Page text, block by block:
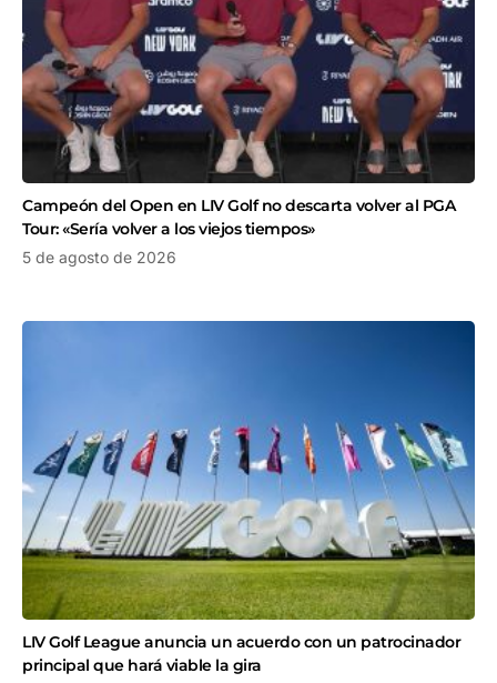
Campeón del Open en LIV Golf no descarta volver al PGA
Tour: «Sería volver a los viejos tiempos»
5 de agosto de 2026
LIV Golf League anuncia un acuerdo con un patrocinador
principal que hará viable la gira